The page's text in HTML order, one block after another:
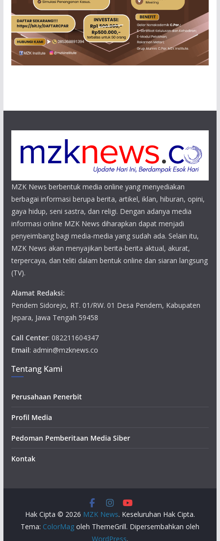
MZK News berbentuk media online yang menyediakan
berbagai informasi berupa berita, artikel, iklan, hiburan, opini,
gaya hidup, seni sastra, dan religi. Dengan adanya media
informasi online MZK News diharapkan dapat menjadi
penyeimbang bagi media-media yang sudah ada. Selain itu,
MZK News akan menyajikan berita-berita aktual, akurat,
terpercaya, dan teliti dalam bentuk online dan siaran langsung
(TV).
Alamat Redaksi:
Pendem Sidorejo, RT. 01/RW. 01 Desa Pendem, Kabupaten
Jepara, Jawa Tengah 59458
Call Center: 082211604347
Email: admin@mzknews.co
Tentang Kami
Perusahaan Penerbit
Profil Media
Pedoman Pemberitaan Media Siber
Kontak
Hak Cipta © 2026 MZK News. Keseluruhan Hak Cipta.
Tema: ColorMagoleh ThemeGrill. Dipersembahkan oleh
WordPress.